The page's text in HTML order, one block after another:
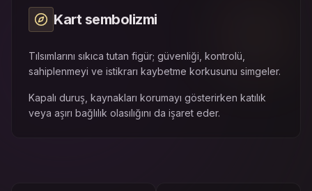
Kart sembolizmi
Tılsımlarını sıkıca tutan figür; güvenliği, kontrolü,
sahiplenmeyi ve istikrarı kaybetme korkusunu simgeler.
Kapalı duruş, kaynakları korumayı gösterirken katılık
veya aşırı bağlılık olasılığını da işaret eder.